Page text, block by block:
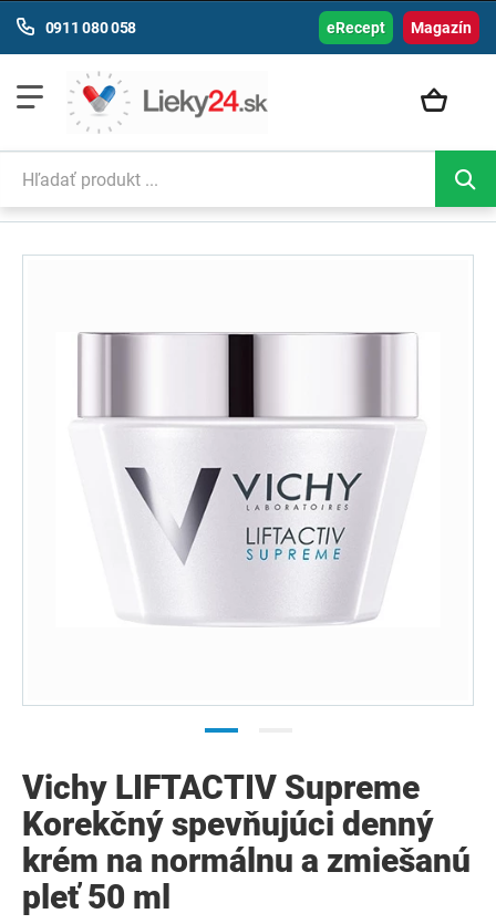
Magazín
0911 080 058 eRecept
Vichy LIFTACTIV Supreme
Korekčný spevňujúci denný
krém na normálnu a zmiešanú
pleť 50 ml